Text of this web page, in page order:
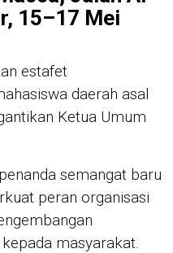
15–17 Mei
estafet
daerah asal
Ketua Umum
semangat baru
peran organisasi
masyarakat.